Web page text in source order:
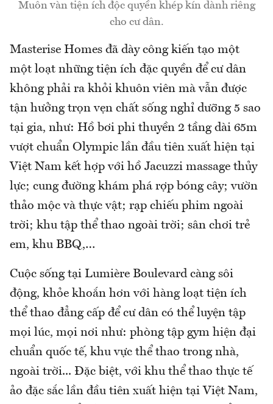
Muôn vàn tiện ích độc quyền khép kín dành riêng
cho cư dân.
Masterise Homes đã dày công kiến tạo một
một loạt những tiện ích đặc quyền để cư dân
không phải ra khỏi khuôn viên mà vẫn được
tận hưởng trọn vẹn chất sống nghỉ dưỡng 5 sao
tại gia, như: Hồ bơi phi thuyền 2 tầng dài 65m
vượt chuẩn Olympic lần đầu tiên xuất hiện tại
Việt Nam kết hợp với hồ Jacuzzi massage thủy
lực; cung đường khám phá rợp bóng cây; vườn
thảo mộc và thực vật; rạp chiếu phim ngoài
trời; khu tập thể thao ngoài trời; sân chơi trẻ
em, khu BBQ,…
Cuộc sống tại Lumière Boulevard càng sôi
động, khỏe khoắn hơn với hàng loạt tiện ích
thể thao đẳng cấp để cư dân có thể luyện tập
mọi lúc, mọi nơi như: phòng tập gym hiện đại
chuẩn quốc tế, khu vực thể thao trong nhà,
ngoài trời... Đặc biệt, với khu thể thao thực tế
ảo đặc sắc lần đầu tiên xuất hiện tại Việt Nam,